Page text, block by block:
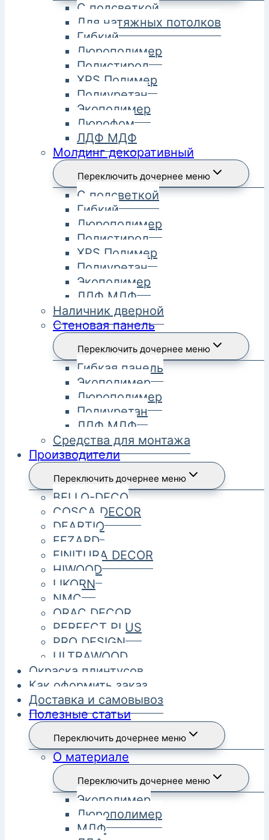
С подсветкой
Для натяжных потолков
Гибкий
Дюрополимер
Полистирол
XPS Полимер
Полиуретан
Экополимер
Дюрофом
ЛДФ МДФ
Молдинг декоративный
Переключить дочернее меню
С подсветкой
Гибкий
Дюрополимер
Полистирол
XPS Полимер
Полиуретан
Экополимер
ЛДФ МДФ
Наличник дверной
Стеновая панель
Переключить дочернее меню
Гибкая панель
Экополимер
Дюрополимер
Полиуретан
ЛДФ МДФ
Средства для монтажа
Производители
Переключить дочернее меню
BELLO-DECO
COSCA DECOR
DEARTIO
FEZARD
FINITURA DECOR
HIWOOD
LIKORN
NMC
ORAC DECOR
PERFECT PLUS
PRO DESIGN
ULTRAWOOD
Окраска плинтусов
Как оформить заказ
Доставка и самовывоз
Полезные статьи
Переключить дочернее меню
О материале
Переключить дочернее меню
Экополимер
Дюрополимер
МДФ